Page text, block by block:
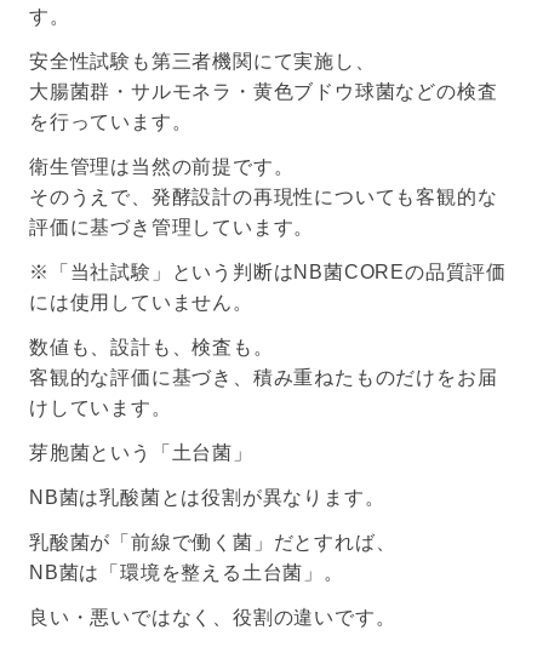
す。
安全性試験も第三者機関にて実施し、
大腸菌群・サルモネラ・黄色ブドウ球菌などの検査
を行っています。
衛生管理は当然の前提です。
そのうえで、発酵設計の再現性についても客観的な
評価に基づき管理しています。
※「当社試験」という判断はNB菌COREの品質評価
には使用していません。
数値も、設計も、検査も。
客観的な評価に基づき、積み重ねたものだけをお届
けしています。
芽胞菌という「土台菌」
NB菌は乳酸菌とは役割が異なります。
乳酸菌が「前線で働く菌」だとすれば、
NB菌は「環境を整える土台菌」。
良い・悪いではなく、役割の違いです。